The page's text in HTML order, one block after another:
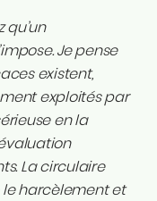
qu’un
Je pense
existent,
exploités par
en la
La circulaire
le harcèlement et